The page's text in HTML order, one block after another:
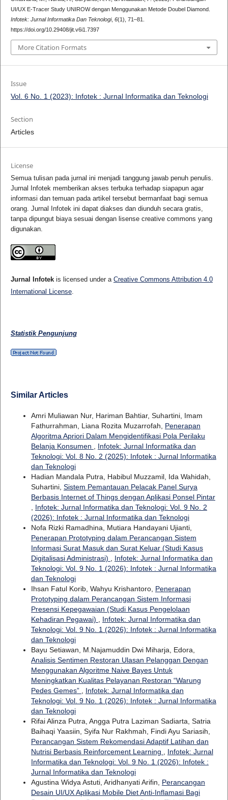
UI/UX E-Tracer Study UNIROW dengan Menggunakan Metode Doubel Diamond.
Infotek: Jurnal Informatika Dan Teknologi, 6(1), 71–81.
https://doi.org/10.29408/jit.v6i1.7397
More Citation Formats
Issue
Vol. 6 No. 1 (2023): Infotek : Jurnal Informatika dan Teknologi
Section
Articles
License
Semua tulisan pada jurnal ini menjadi tanggung jawab penuh penulis.
Jurnal Infotek memberikan akses terbuka terhadap siapapun agar
informasi dan temuan pada artikel tersebut bermanfaat bagi semua
orang. Jurnal Infotek ini dapat diakses dan diunduh secara gratis,
tanpa dipungut biaya sesuai dengan lisense creative commons yang
digunakan.
Jurnal Infotekis licensed under a Creative Commons Attribution 4.0
International License.
Statistik Pengunjung
Similar Articles
Amri Muliawan Nur, Hariman Bahtiar, Suhartini, Imam
Fathurrahman, Liana Rozita Muzarrofah, Penerapan
Algoritma Apriori Dalam Mengidentifikasi Pola Perilaku
Belanja Konsumen
Infotek: Jurnal Informatika dan
Teknologi: Vol. 8 No. 2 (2025): Infotek : Jurnal Informatika
dan Teknologi
Hadian Mandala Putra, Habibul Muzzamil, Ida Wahidah,
Suhartini, Sistem Pemantauan Pelacak Panel Surya
Berbasis Internet of Things dengan Aplikasi Ponsel Pintar
Infotek: Jurnal Informatika dan Teknologi: Vol. 9 No. 2
(2026): Infotek : Jurnal Informatika dan Teknologi
Nofa Rizki Ramadhina, Mutiara Handayani Ujianti,
Penerapan Prototyping dalam Perancangan Sistem
Informasi Surat Masuk dan Surat Keluar (Studi Kasus
Digitalisasi Administrasi)
Infotek: Jurnal Informatika dan
Teknologi: Vol. 9 No. 1 (2026): Infotek : Jurnal Informatika
dan Teknologi
Ihsan Fatul Korib, Wahyu Krishantoro, Penerapan
Prototyping dalam Perancangan Sistem Informasi
Presensi Kepegawaian (Studi Kasus Pengelolaan
Kehadiran Pegawai)
Infotek: Jurnal Informatika dan
Teknologi: Vol. 9 No. 1 (2026): Infotek : Jurnal Informatika
dan Teknologi
Bayu Setiawan, M.Najamuddin Dwi Miharja, Edora,
Analisis Sentimen Restoran Ulasan Pelanggan Dengan
Menggunakan Algoritme Naive Bayes Untuk
Meningkatkan Kualitas Pelayanan Restoran “Warung
Pedes Gemes”
Infotek: Jurnal Informatika dan
Teknologi: Vol. 9 No. 1 (2026): Infotek : Jurnal Informatika
dan Teknologi
Rifai Alinza Putra, Angga Putra Laziman Sadiarta, Satria
Baihaqi Yaasiin, Syifa Nur Rakhmah, Findi Ayu Sariasih,
Perancangan Sistem Rekomendasi Adaptif Latihan dan
Nutrisi Berbasis Reinforcement Learning
Infotek: Jurnal
Informatika dan Teknologi: Vol. 9 No. 1 (2026): Infotek :
Jurnal Informatika dan Teknologi
Agustina Widya Astuti, Aridhanyati Arifin, Perancangan
Desain UI/UX Aplikasi Mobile Diet Anti-Inflamasi Bagi